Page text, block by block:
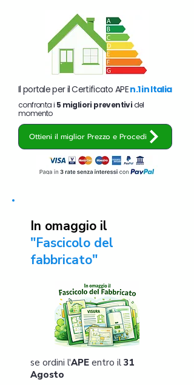
Il portale per il Certificato APEn.1 in Italia
confronta i 5 migliori preventividel
momento
Ottieni il miglior Prezzo e Procedi
In omaggio il
"Fascicolo del
fabbricato"
se ordini l'APE entro il 31
Agosto